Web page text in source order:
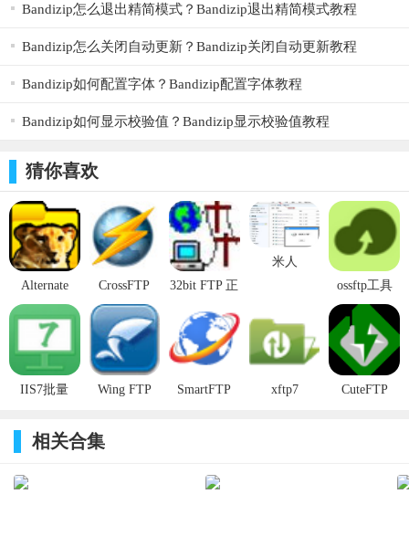
远程文件编辑功能
保持链接功能
支持HTTP/1.1, SOCKS5 和 FTP代理(FTP-Proxy)
登录到文件功能
远程查找文件
Bandizip怎么退出精简模式？Bandizip退出精简模式教程
Bandizip怎么关闭自动更新？Bandizip关闭自动更新教程
Bandizip如何配置字体？Bandizip配置字体教程
Bandizip如何显示校验值？Bandizip显示校验值教程
猜你喜欢
Alternate
FTP v2.850
官方版
CrossFTP
v1.97.8中文
免费版
32bit FTP 正
14.01.01官
方版
米人
ossftp工具
v1.0.3官方
版
IIS7批量
官方版
Wing FTP
SmartFTP
xftp7
CuteFTP
相关合集